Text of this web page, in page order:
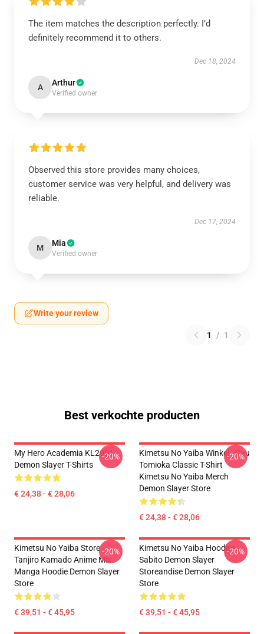
The item matches the description perfectly. I’d
definitely recommend it to others.
Dec 18, 2024
A Arthur
Verified owner
Observed this store provides many choices,
customer service was very helpful, and delivery was
reliable.
Dec 17, 2024
M Mia
Verified owner
Write your review
1 / 1
Best verkochte producten
My Hero Academia KL2901
Demon Slayer T-Shirts
€ 24,38 - € 28,06
-20%
Kimetsu No Yaiba Winkel - Gyu
Tomioka Classic T-Shirt
Kimetsu No Yaiba Merch
Demon Slayer Store
€ 24,38 - € 28,06
-20%
Kimetsu No Yaiba Store -
Tanjiro Kamado Anime Mix
Manga Hoodie Demon Slayer
Store
€ 39,51 - € 45,95
-20%
Kimetsu No Yaiba Hoodies -
Sabito Demon Slayer
Storeandise Demon Slayer
Store
€ 39,51 - € 45,95
-20%